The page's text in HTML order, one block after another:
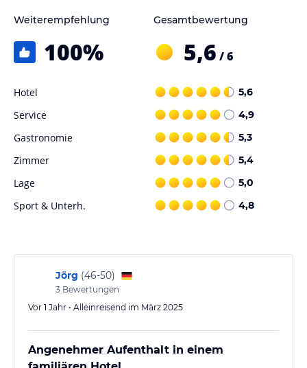
Sport und Unterhaltung
Das Hotel bietet die Möglichkeit, die Umgebung mit kostenfreien
Leihfahrrädern zu erkunden. Außerdem befinden sich mehrere
Hinweis:
Verfasst von HolidayCheck mit Hilfe von KI. Alle
Angaben ohne Gewähr. Bitte lies vor der Buchung die
Weiterempfehlung
100%
Gesamtbewertung
5,6 / 6
Hotel 5,6
Service 4,9
Gastronomie 5,3
Zimmer 5,4
Lage 5,0
Sport & Unterh. 4,8
Jörg (46-50)
3 Bewertungen
Vor 1 Jahr • Alleinreisend im März 2025
Angenehmer Aufenthalt in einem